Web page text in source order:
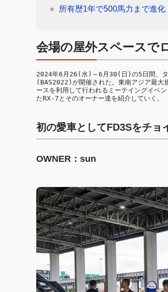
所有歴1年で500馬力まで進化
会場の屋外スペースで
2024年6月26(水)～6月30(日)の5日間、タ
(BAS2022)が開催された。東南アジア最大
ースを利用して行われるミーテイングイベ
たRX-7とそのオーナー達を紹介していく。
初の愛車としてFD3Sをチョ
OWNER：sun